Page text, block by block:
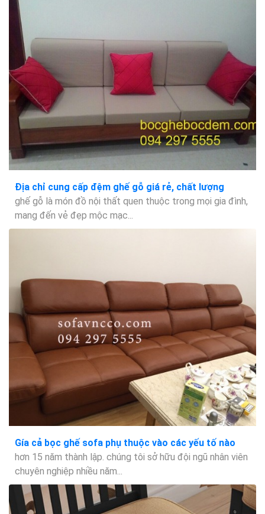
Địa chỉ cung cấp đệm ghế gỗ giá rẻ, chất lượng
ghế gỗ là món đồ nội thất quen thuộc trong mọi gia đình,
mang đến vẻ đẹp mộc mạc...
Gía cả bọc ghế sofa phụ thuộc vào các yếu tố nào
hơn 15 năm thành lập. chúng tôi sở hữu đội ngũ nhân viên
chuyên nghiệp nhiều năm...